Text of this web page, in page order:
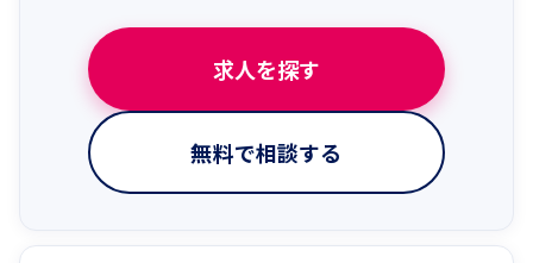
求人を探す
無料で相談する